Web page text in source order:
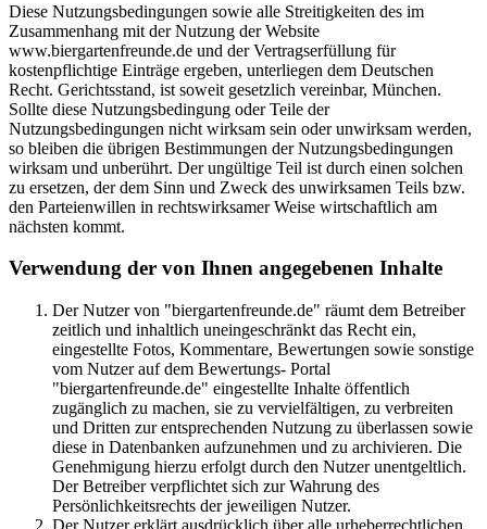
Diese Nutzungsbedingungen sowie alle Streitigkeiten des im
Zusammenhang mit der Nutzung der Website
www.biergartenfreunde.de und der Vertragserfüllung für
kostenpflichtige Einträge ergeben, unterliegen dem Deutschen
Recht. Gerichtsstand, ist soweit gesetzlich vereinbar, München.
Sollte diese Nutzungsbedingung oder Teile der
Nutzungsbedingungen nicht wirksam sein oder unwirksam werden,
so bleiben die übrigen Bestimmungen der Nutzungsbedingungen
wirksam und unberührt. Der ungültige Teil ist durch einen solchen
zu ersetzen, der dem Sinn und Zweck des unwirksamen Teils bzw.
den Parteienwillen in rechtswirksamer Weise wirtschaftlich am
nächsten kommt.
Verwendung der von Ihnen angegebenen Inhalte
Der Nutzer von "biergartenfreunde.de" räumt dem Betreiber
zeitlich und inhaltlich uneingeschränkt das Recht ein,
eingestellte Fotos, Kommentare, Bewertungen sowie sonstige
vom Nutzer auf dem Bewertungs- Portal
"biergartenfreunde.de" eingestellte Inhalte öffentlich
zugänglich zu machen, sie zu vervielfältigen, zu verbreiten
und Dritten zur entsprechenden Nutzung zu überlassen sowie
diese in Datenbanken aufzunehmen und zu archivieren. Die
Genehmigung hierzu erfolgt durch den Nutzer unentgeltlich.
Der Betreiber verpflichtet sich zur Wahrung des
Persönlichkeitsrechts der jeweiligen Nutzer.